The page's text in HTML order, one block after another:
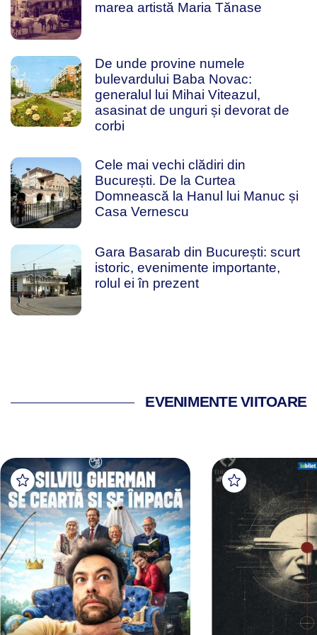
marea artistă Maria Tănase
De unde provine numele
bulevardului Baba Novac:
generalul lui Mihai Viteazul,
asasinat de unguri și devorat de
corbi
Cele mai vechi clădiri din
București. De la Curtea
Domnească la Hanul lui Manuc și
Casa Vernescu
Gara Basarab din București: scurt
istoric, evenimente importante,
rolul ei în prezent
EVENIMENTE VIITOARE